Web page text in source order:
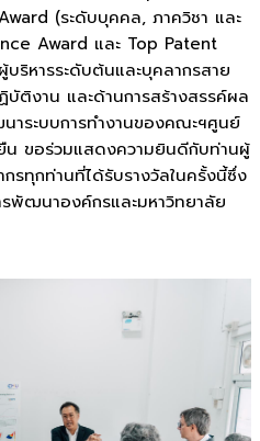
(ระดับบุคคล, ภาควิชา และ
Award และ Top Patent
ริหารระดับต้นและบุคลากรสาย
ติงาน และด้านการสร้างสรรค์ผล
าระบบการทำงานของคณะฯศูนย์
น ขอร่วมแสดงความยินดีกับท่านผู้
รทุกท่านที่ได้รับรางวัลในครั้งนี้ซึ่ง
พัฒนาองค์กรและมหาวิทยาลัย